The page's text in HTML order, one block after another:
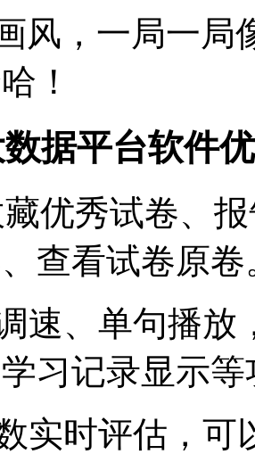
风，一局一局
！
数据平台软件
藏优秀试卷、
查看试卷原卷
速、单句播
习记录显示
实时评估，